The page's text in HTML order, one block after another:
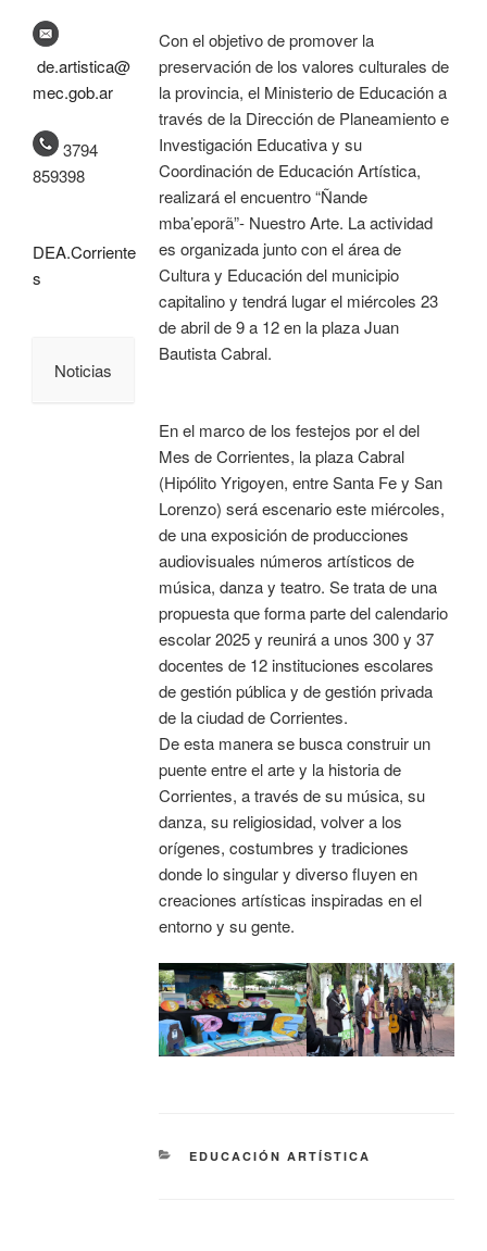
Con el objetivo de promover la
preservación de los valores culturales de
la provincia, el Ministerio de Educación a
través de la Dirección de Planeamiento e
Investigación Educativa y su
Coordinación de Educación Artística,
realizará el encuentro “Ñande
mba’eporã”- Nuestro Arte. La actividad
es organizada junto con el área de
Cultura y Educación del municipio
capitalino y tendrá lugar el miércoles 23
de abril de 9 a 12 en la plaza Juan
Bautista Cabral.
En el marco de los festejos por el del
Mes de Corrientes, la plaza Cabral
(Hipólito Yrigoyen, entre Santa Fe y San
Lorenzo) será escenario este miércoles,
de una exposición de producciones
audiovisuales números artísticos de
música, danza y teatro. Se trata de una
propuesta que forma parte del calendario
escolar 2025 y reunirá a unos 300 y 37
docentes de 12 instituciones escolares
de gestión pública y de gestión privada
de la ciudad de Corrientes.
De esta manera se busca construir un
puente entre el arte y la historia de
Corrientes, a través de su música, su
danza, su religiosidad, volver a los
orígenes, costumbres y tradiciones
donde lo singular y diverso fluyen en
creaciones artísticas inspiradas en el
entorno y su gente.
EDUCACIÓN ARTÍSTICA
de.artistica@
mec.gob.ar
3794
859398
DEA.Corriente
s
Noticias